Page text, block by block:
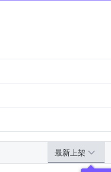
最新上架